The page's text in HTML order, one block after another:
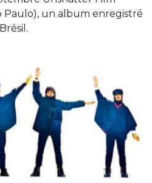
Paulo), un album enregistré